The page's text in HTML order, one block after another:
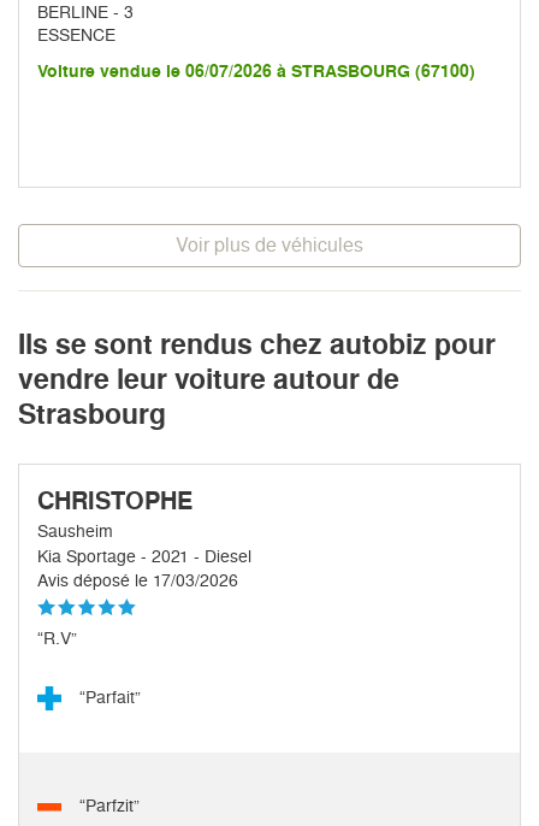
BERLINE - 3
ESSENCE
Voiture vendue le 06/07/2026 à STRASBOURG (67100)
Voir plus de véhicules
Ils se sont rendus chez autobiz pour
vendre leur voiture autour de
Strasbourg
CHRISTOPHE
Sausheim
Kia Sportage - 2021 - Diesel
Avis déposé le 17/03/2026
“R.V”
“Parfait”
“Parfzit”